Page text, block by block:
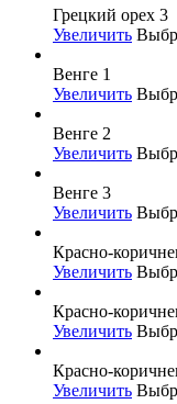
Грецкий орех 3
Увеличить
Венге 1
Увеличить
Венге 2
Увеличить
Венге 3
Увеличить
Красно-
Увеличить
Красно-
Увеличить
Красно-
Увеличить